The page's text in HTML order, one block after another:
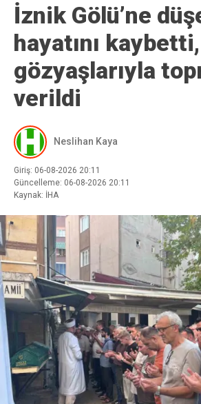
İznik Gölü’ne
hayatını kaybetti,
gözyaşlarıyla
verildi
Neslihan Kaya
Giriş: 06-08-2026 20:11
Güncelleme: 06-08-2026 20:11
Kaynak: İHA